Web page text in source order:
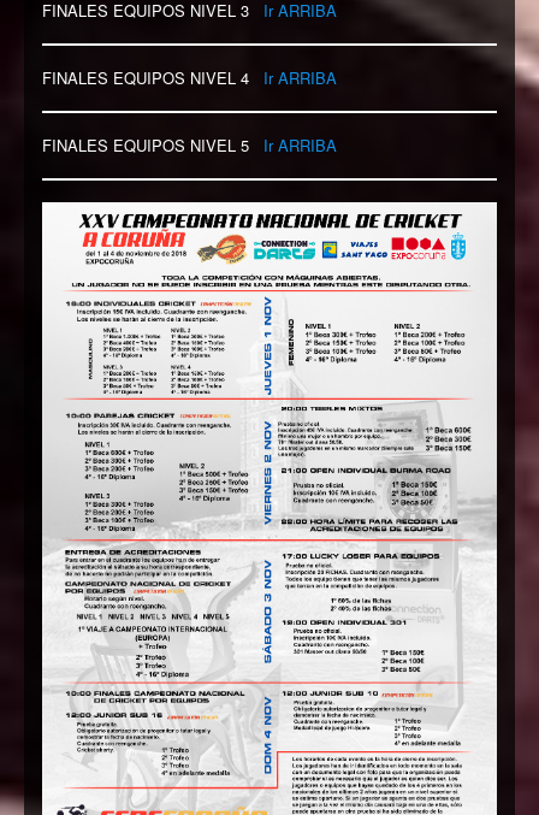
FINALES EQUIPOS NIVEL 3 Ir ARRIBA
FINALES EQUIPOS NIVEL 4 Ir ARRIBA
FINALES EQUIPOS NIVEL 5 Ir ARRIBA